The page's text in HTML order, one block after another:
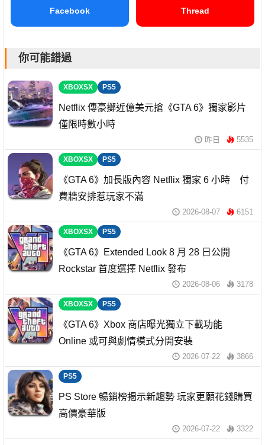
Facebook Thread
你可能錯過
XBOXSX PS5
Netflix 傳豪擲近億美元搶《GTA 6》獨家影片
僅限時數小時
昨日 5535
XBOXSX PS5
《GTA 6》加長版內容 Netflix 獨家 6 小時 付
費牆安排惹玩家不滿
2026-08-07 6151
XBOXSX PS5
《GTA 6》Extended Look 8 月 28 日公開
Rockstar 首度選擇 Netflix 發布
2026-08-06 3178
XBOXSX PS5
《GTA 6》Xbox 商店曝光獨立下載功能
Online 或可與劇情模式分開安裝
2026-07-22 3866
PS5
PS Store 暢銷榜揭示新趨勢 玩家更願花錢購買
高價豪華版
2026-07-22 3322